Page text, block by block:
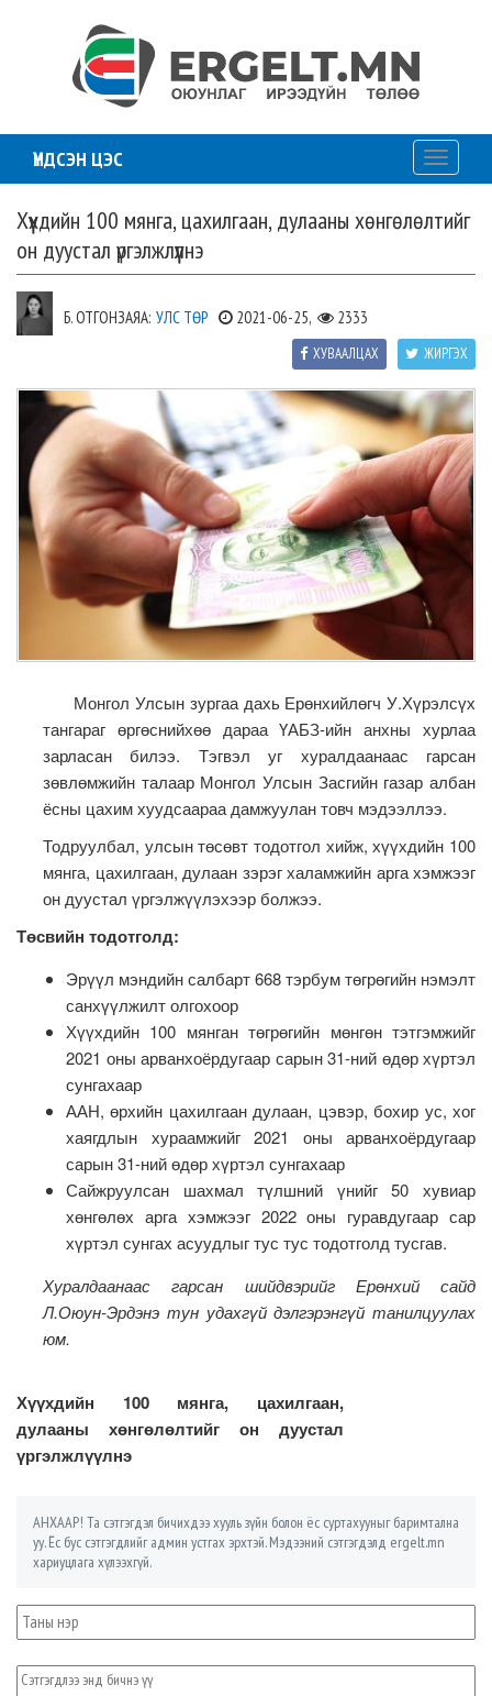
ҮНДСЭН ЦЭС
Toggle
Хүүхдийн 100 мянга, цахилгаан, дулааны хөнгөлөлтийг
он дуустал үргэлжлүүлнэ
Б. ОТГОНЗАЯА: УЛС ТӨР 2021-06-25, 2333
ЖИРГЭХ
ХУВААЛЦАХ
Монгол Улсын зургаа дахь Ерөнхийлөгч У.Хүрэлсүх
тангараг өргөснийхөө дараа ҮАБЗ-ийн анхны хурлаа
зарласан билээ. Тэгвэл уг хуралдаанаас гарсан
зөвлөмжийн талаар Монгол Улсын Засгийн газар албан
ёсны цахим хуудсаараа дамжуулан товч мэдээллээ.
Тодруулбал, улсын төсөвт тодотгол хийж, хүүхдийн 100
мянга, цахилгаан, дулаан зэрэг халамжийн арга хэмжээг
он дуустал үргэлжүүлэхээр болжээ.
Төсвийн тодотголд:
Эрүүл мэндийн салбарт 668 тэрбум төгрөгийн нэмэлт
санхүүлжилт олгохоор
Хүүхдийн 100 мянган төгрөгийн мөнгөн тэтгэмжийг
2021 оны арванхоёрдугаар сарын 31-ний өдөр хүртэл
сунгахаар
ААН, өрхийн цахилгаан дулаан, цэвэр, бохир ус, хог
хаягдлын хураамжийг 2021 оны арванхоёрдугаар
сарын 31-ний өдөр хүртэл сунгахаар
Сайжруулсан шахмал түлшний үнийг 50 хувиар
хөнгөлөх арга хэмжээг 2022 оны гуравдугаар сар
хүртэл сунгах асуудлыг тус тус тодотголд тусгав.
Хуралдаанаас гарсан шийдвэрийг Ерөнхий сайд
Л.Оюун-Эрдэнэ тун удахгүй дэлгэрэнгүй танилцуулах
юм.
Хүүхдийн 100 мянга, цахилгаан,
дулааны хөнгөлөлтийг он дуустал
үргэлжлүүлнэ
АНХААР! Та сэтгэгдэл бичихдээ хууль зүйн болон ёс суртахууныг баримтална
уу. Ёс бус сэтгэгдлийг админ устгах эрхтэй. Мэдээний сэтгэгдэлд ergelt.mn
хариуцлага хүлээхгүй.